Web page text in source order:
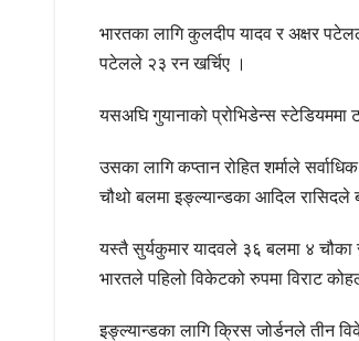
भारतका लागि कुलदीप यादव र अक्षर
पटेलले २३ रन खर्चिए ।
यसअघि गुयानाको प्रोभिडेन्स स्टेडियममा
उसका लागि कप्तान रोहित शर्माले
चौथो बलमा इङ्ल्यान्डका आदिल रासिदले
यस्तै सुर्यकुमार यादवले ३६ बलमा ४ चौका
भारतले पहिलो विकेटको रुपमा विराट
इङ्ल्यान्डका लागि क्रिस जोर्डनले तीन